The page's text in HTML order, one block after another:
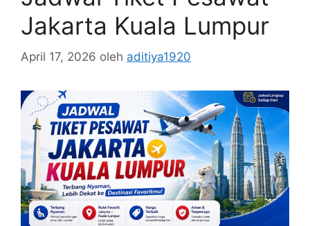
Jakarta Kuala Lumpur
April 17, 2026 oleh aditiya1920